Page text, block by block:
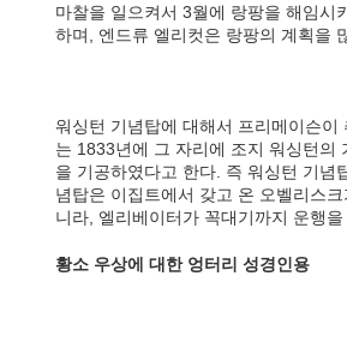
마찰을 일으켜서 3월에 랑팡을 해임시
하며, 엔드류 엘리컷은 랑팡의 계획을
워싱턴 기념탑에 대해서 프리메이슨
는 1833년에 그 자리에 조지 워싱턴의
을 기공하였다고 한다. 즉 워싱턴 기념
념탑은 이집트에서 갖고 온 오벨리스
니라, 엘리베이터가 꼭대기까지 운행
황소 우상에 대한 엉터리 성경인용